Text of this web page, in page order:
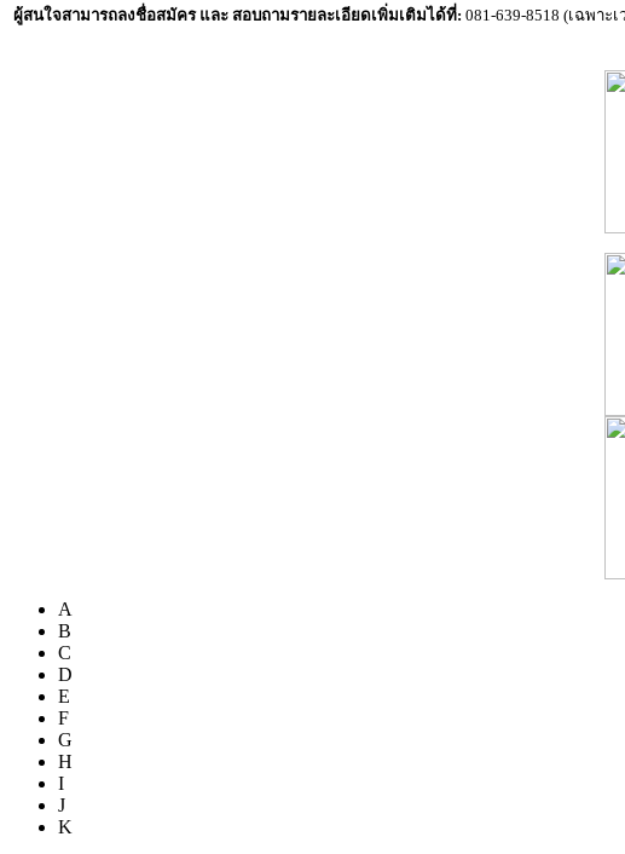
ผู้สนใจสามารถลงชื่อสมัคร และ สอบถามรายละเอียดเพิ่มเติมได้ที่: 081-639-8518 (เฉพาะ
A
B
C
D
E
F
G
H
I
J
K